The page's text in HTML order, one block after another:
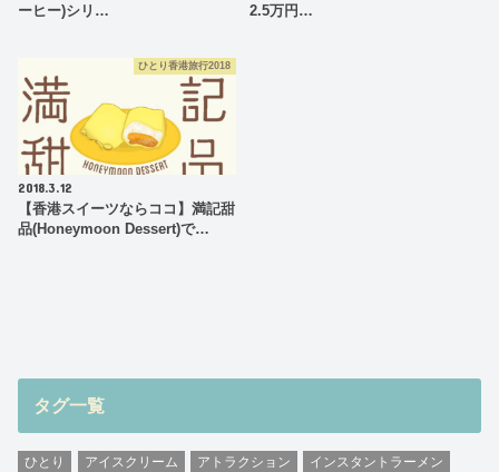
ーヒー)シリ…
2.5万円…
ひとり香港旅行2018
2018.3.12
【香港スイーツならココ】満記甜
品(Honeymoon Dessert)で…
タグ一覧
ひとり アイスクリーム アトラクション
インスタントラーメン